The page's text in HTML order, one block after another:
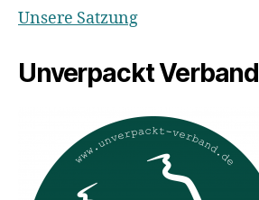
Unsere Satzung
Unverpackt Verband